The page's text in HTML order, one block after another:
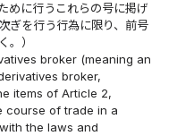
めに行うこれらの号に掲げ
ぎを行う行為に限り、前号
。）
broker (meaning an
broker,
items of Article 2,
course of trade in a
the laws and